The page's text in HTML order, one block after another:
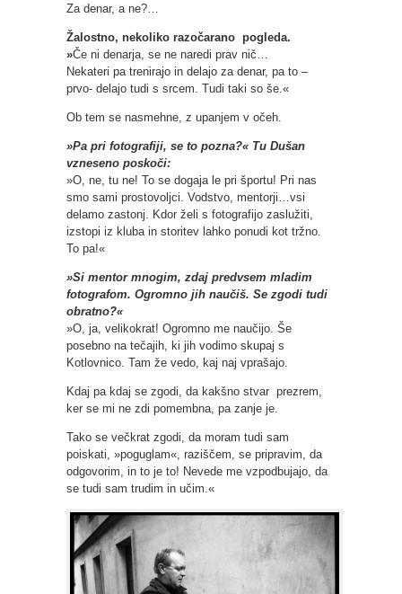
Za denar, a ne?…
Žalostno, nekoliko razočarano pogleda.
»Če ni denarja, se ne naredi prav nič…
Nekateri pa trenirajo in delajo za denar, pa to –
prvo- delajo tudi s srcem. Tudi taki so še.«
Ob tem se nasmehne, z upanjem v očeh.
»Pa pri fotografiji, se to pozna?« Tu Dušan
vzneseno poskoči:
»O, ne, tu ne! To se dogaja le pri športu! Pri nas
smo sami prostovoljci. Vodstvo, mentorji…vsi
delamo zastonj. Kdor želi s fotografijo zaslužiti,
izstopi iz kluba in storitev lahko ponudi kot tržno.
To pa!«
»Si mentor mnogim, zdaj predvsem mladim
fotografom. Ogromno jih naučiš. Se zgodi tudi
obratno?«
»O, ja, velikokrat! Ogromno me naučijo. Še
posebno na tečajih, ki jih vodimo skupaj s
Kotlovnico. Tam že vedo, kaj naj vprašajo.
Kdaj pa kdaj se zgodi, da kakšno stvar prezrem,
ker se mi ne zdi pomembna, pa zanje je.
Tako se večkrat zgodi, da moram tudi sam
poiskati, »poguglam«, raziščem, se pripravim, da
odgovorim, in to je to! Nevede me vzpodbujajo, da
se tudi sam trudim in učim.«